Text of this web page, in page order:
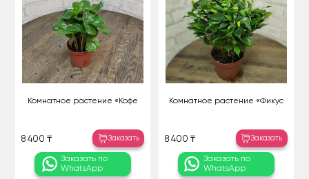
Комнатное растение «Кофе
8 400 ₸ Заказать
Заказать по
WhatsApp
Комнатное растение «Фикус
8 400 ₸ Заказать
Заказать по
WhatsApp